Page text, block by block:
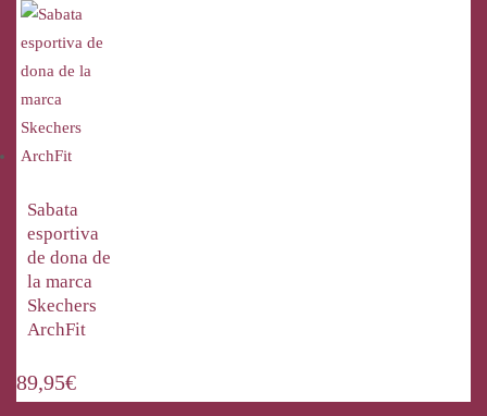
Sabata
esportiva
de dona de
la marca
Skechers
ArchFit
89,95€